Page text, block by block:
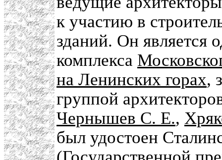
к участию в
зданий. Он является
комплекса
на Ленинских горах,
группой
Чернышев С. Е.,
был удостоен